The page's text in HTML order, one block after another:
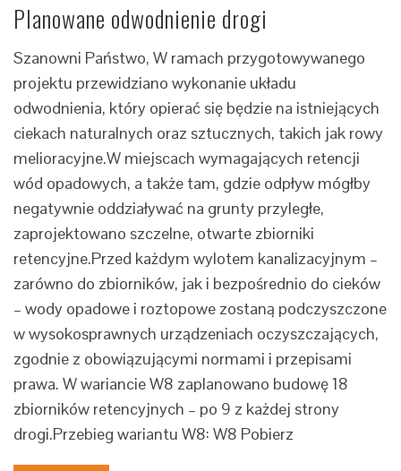
Planowane odwodnienie drogi
Szanowni Państwo, W ramach przygotowywanego
projektu przewidziano wykonanie układu
odwodnienia, który opierać się będzie na istniejących
ciekach naturalnych oraz sztucznych, takich jak rowy
melioracyjne.W miejscach wymagających retencji
wód opadowych, a także tam, gdzie odpływ mógłby
negatywnie oddziaływać na grunty przyległe,
zaprojektowano szczelne, otwarte zbiorniki
retencyjne.Przed każdym wylotem kanalizacyjnym –
zarówno do zbiorników, jak i bezpośrednio do cieków
– wody opadowe i roztopowe zostaną podczyszczone
w wysokosprawnych urządzeniach oczyszczających,
zgodnie z obowiązującymi normami i przepisami
prawa. W wariancie W8 zaplanowano budowę 18
zbiorników retencyjnych – po 9 z każdej strony
drogi.Przebieg wariantu W8: W8 Pobierz